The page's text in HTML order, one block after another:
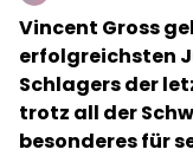
Vincent Gross
erfolgreichsten
Schlagers der
trotz all der
besonderes für